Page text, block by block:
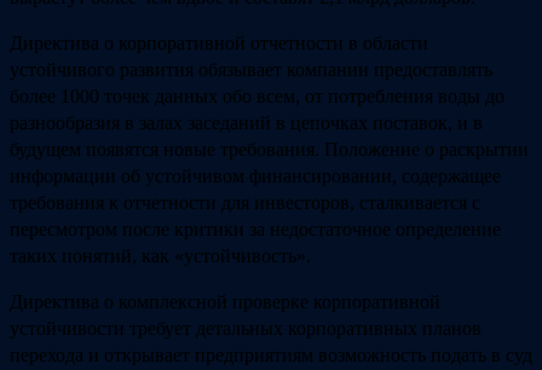
Директива о корпоративной отчетности в области
устойчивого развития обязывает компании предоставлять
более 1000 точек данных обо всем, от потребления воды до
разнообразия в залах заседаний в цепочках поставок, и в
будущем появятся новые требования. Положение о раскрытии
информации об устойчивом финансировании, содержащее
требования к отчетности для инвесторов, сталкивается с
пересмотром после критики за недостаточное определение
таких понятий, как «устойчивость».
Директива о комплексной проверке корпоративной
устойчивости требует детальных корпоративных планов
перехода и открывает предприятиям возможность подать в суд